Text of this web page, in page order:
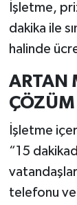
İşletme,
dakika ile
halinde
ARTAN
ÇÖZÜM
İşletme
“15
telefonu